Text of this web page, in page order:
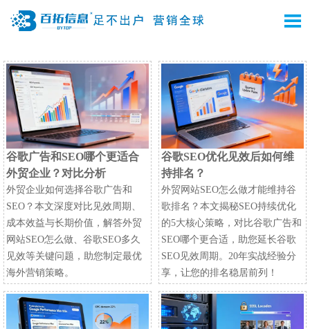

谷歌广告和SEO哪个更适合
外贸企业？对比分析
外贸企业如何选择谷歌广告和
SEO？本文深度对比见效周期、
成本效益与长期价值，解答外贸
网站SEO怎么做、谷歌SEO多久
见效等关键问题，助您制定最优
海外营销策略。
谷歌SEO优化见效后如何维
持排名？
外贸网站SEO怎么做才能维持谷
歌排名？本文揭秘SEO持续优化
的5大核心策略，对比谷歌广告和
SEO哪个更合适，助您延长谷歌
SEO见效周期。20年实战经验分
享，让您的排名稳居前列！